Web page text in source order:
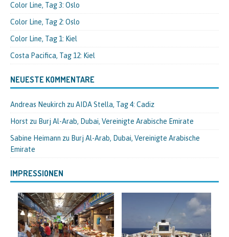
Color Line, Tag 3: Oslo
Color Line, Tag 2: Oslo
Color Line, Tag 1: Kiel
Costa Pacifica, Tag 12: Kiel
NEUESTE KOMMENTARE
Andreas Neukirch zu AIDA Stella, Tag 4: Cadiz
Horst zu Burj Al-Arab, Dubai, Vereinigte Arabische Emirate
Sabine Heimann zu Burj Al-Arab, Dubai, Vereinigte Arabische
Emirate
IMPRESSIONEN